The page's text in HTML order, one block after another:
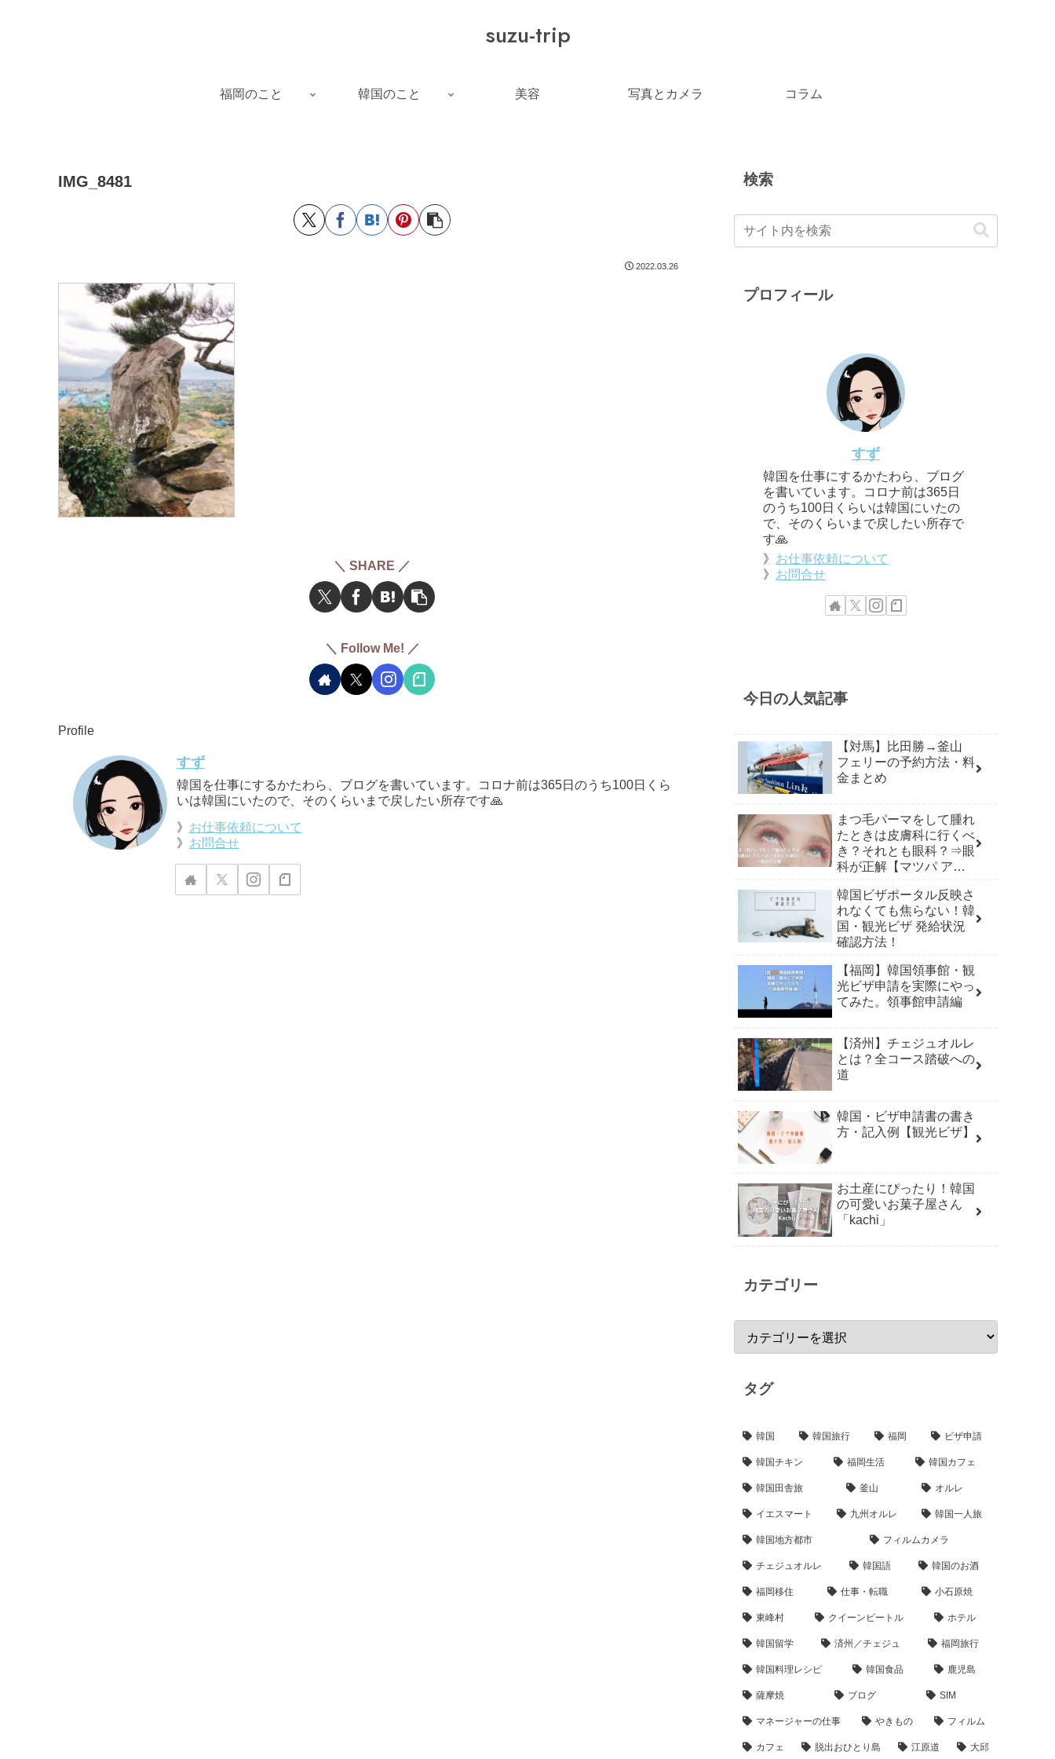
suzu-trip
福岡のこと 韓国のこと 美容 写真とカメラ コラム
IMG_8481
2022.03.26
＼ SHARE ／
＼ Follow Me! ／
Profile
すず
韓国を仕事にするかたわら、ブログを書いています。コロナ前は365日のうち100日くら
いは韓国にいたので、そのくらいまで戻したい所存です🙏
》 お仕事依頼について
》 お問合せ
検索
プロフィール
すず
韓国を仕事にするかたわら、ブログ
を書いています。コロナ前は365日
のうち100日くらいは韓国にいたの
で、そのくらいまで戻したい所存で
す🙏
》 お仕事依頼について
》 お問合せ
今日の人気記事
【対馬】比田勝→釜山
フェリーの予約方法・料
金まとめ
まつ毛パーマをして腫れ
たときは皮膚科に行くべ
き？それとも眼科？⇒眼
科が正解【マツパ アレ
韓国ビザポータル反映さ
れなくても焦らない！韓
国・観光ビザ 発給状況
確認方法！
【福岡】韓国領事館・観
光ビザ申請を実際にやっ
てみた。領事館申請編
【済州】チェジュオルレ
とは？全コース踏破への
道
韓国・ビザ申請書の書き
方・記入例【観光ビザ】
お土産にぴったり！韓国
の可愛いお菓子屋さん
「kachi」
カテゴリー
タグ
韓国 韓国旅行 福岡 ビザ申請
韓国チキン 福岡生活 韓国カフェ
韓国田舎旅 釜山 オルレ
イエスマート 九州オルレ 韓国一人旅
韓国地方都市 フィルムカメラ
チェジュオルレ 韓国語 韓国のお酒
福岡移住 仕事・転職 小石原焼
東峰村 クイーンビートル ホテル
韓国留学 済州／チェジュ 福岡旅行
韓国料理レシピ 韓国食品 鹿児島
薩摩焼 ブログ SIM
マネージャーの仕事 やきもの フィルム
カフェ 脱出おひとり島 江原道 大邱